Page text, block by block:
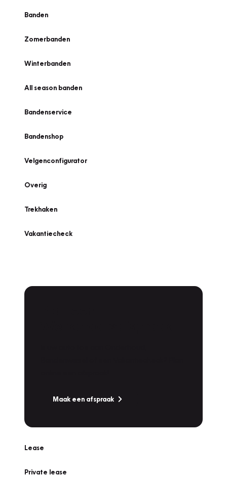
Banden
Zomerbanden
Winterbanden
All season banden
Bandenservice
Bandenshop
Velgenconfigurator
Overig
Trekhaken
Vakantiecheck
Maak een afspraak
Lease
Private lease